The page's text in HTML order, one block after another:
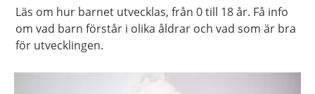
Läs om hur barnet utvecklas, från 0 till 18 år. Få info
om vad barn förstår i olika åldrar och vad som är bra
för utvecklingen.